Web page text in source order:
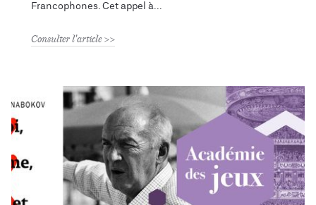
Francophones. Cet appel à
Consulter l'article